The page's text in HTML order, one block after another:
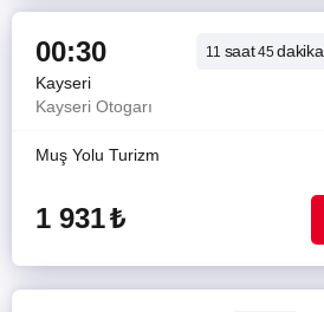
00:30 11 saat45dakika
Kayseri
Kayseri Otogarı
Muş Yolu Turizm
1 931₺